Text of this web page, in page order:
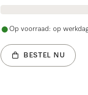
Op voorraad: op
BESTEL NU